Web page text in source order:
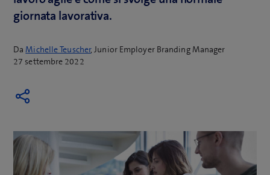
giornata lavorativa.
DaMichelle Teuscher, Junior Employer Branding Manager
27 settembre 2022